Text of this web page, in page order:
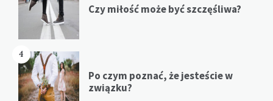
Czy miłość może być szczęśliwa?
4
Po czym poznać, że jesteście w
związku?